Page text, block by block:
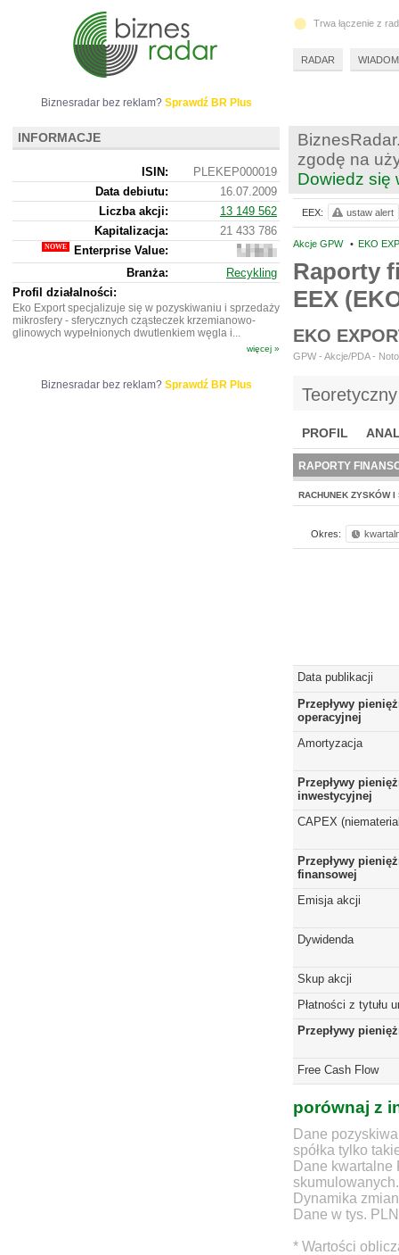
zgodę na
Dowiedz się
Akcje GPW • EKO
Raporty
EEX
EKO
GPW - Akcje/PDA -
PROFIL
BR LAB
RAPORTY
RACHUNEK ZYSKÓW I
Okres:
Data publikacji
Przepływy
operacyjnej
Amortyzacja
Przepływy
inwestycyjnej
CAPEX
Przepływy
finansowej
Emisja akcji
Dywidenda
Skup akcji
Płatności z tytułu
Przepływy
Free Cash Flow
porównaj z
Dane
spółka tylko
Dane
skumulowanych.
Dynamika
Dane w tys. PLN
* Wartości
EEX: ustaw alert
Biznesradar bez reklam? Sprawdź BR Plus
INFORMACJE
ISIN:
PLEKEP000019
Data debiutu:
16.07.2009
Liczba akcji:
13 149 562
Kapitalizacja:
21 433 786
Enterprise Value:
41
403
786
Branża:
Recykling
Profil działalności:
Eko Export specjalizuje się w pozyskiwaniu i sprzedaży
mikrosfery - sferycznych cząsteczek krzemianowo-
glinowych wypełnionych dwutlenkiem węgla i...
więcej »
Biznesradar bez reklam? Sprawdź BR Plus
Trwa łączenie z
RADAR